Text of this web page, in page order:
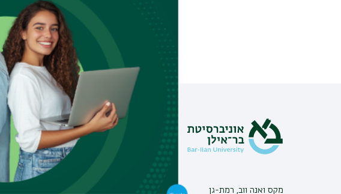
מקס ואנה ווב, רמת-גן
מידע וסיוע
אינ-בר מידע אישי לסטודנט